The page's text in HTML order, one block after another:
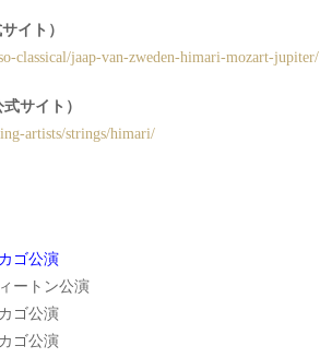
イト）
classical/jaap-van-zweden-himari-mozart-jupiter/
サイト）
artists/strings/himari/
ゴ公演
ートン公演
ゴ公演
ゴ公演